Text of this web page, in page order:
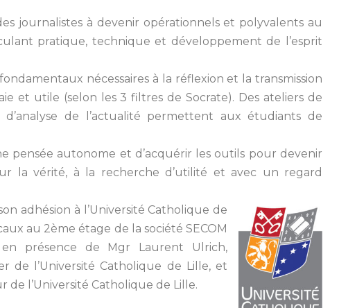
journalistes à devenir opérationnels et polyvalents au
pratique, technique et développement de l’esprit
nécessaires à la réflexion et la transmission
et utile (selon les 3 filtres de Socrate). Des ateliers de
de l’actualité permettent aux étudiants de
pensée autonome et d’acquérir les outils pour devenir
la vérité, à la recherche d’utilité et avec un regard
adhésion à l’Université Catholique de
au 2ème étage de la société SECOM
présence de Mgr Laurent Ulrich,
de l’Université Catholique de Lille, et
de l’Université Catholique de Lille.